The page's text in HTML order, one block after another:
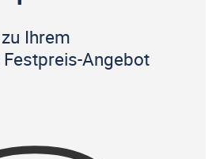
Ihrem
Angebot